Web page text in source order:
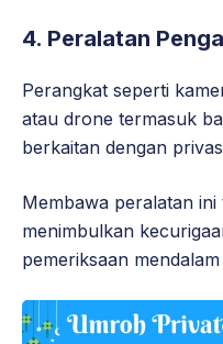
4. Peralatan
Perangkat seperti
atau drone termasuk
berkaitan dengan
Membawa peralatan
menimbulkan
pemeriksaan